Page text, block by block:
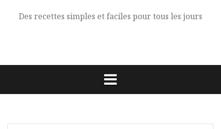
Des recettes simples et faciles pour tous les jours